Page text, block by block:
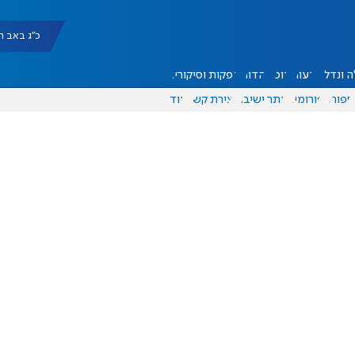
כ"ג באב תשפ"ו
ונדל"ן דעות אוכל יהדות הפקות וסיקורים
ספורט פורומים אתר ישיבה יצירת קשר עוד